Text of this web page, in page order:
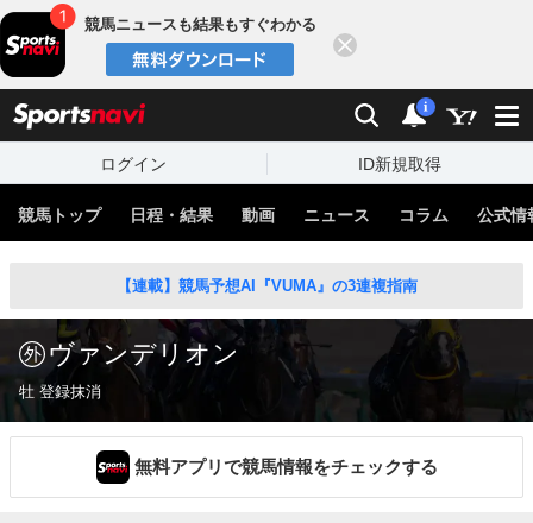
競馬ニュースも結果もすぐわかる
検索 通知
i
ログイン ID新規取得
競馬トップ 日程・結果 動画 ニュース コラム 公式情
【連載】競馬予想AI『VUMA』の3連複指南
ヴァンデリオン
牡 登録抹消
無料アプリで競馬情報をチェックする